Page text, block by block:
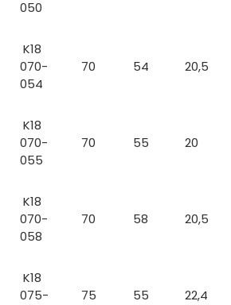
050
K18
070-
054
70 54 20,5
K18
070-
055
70 55 20
K18
070-
058
70 58 20,5
K18
075-
75 55 22,4